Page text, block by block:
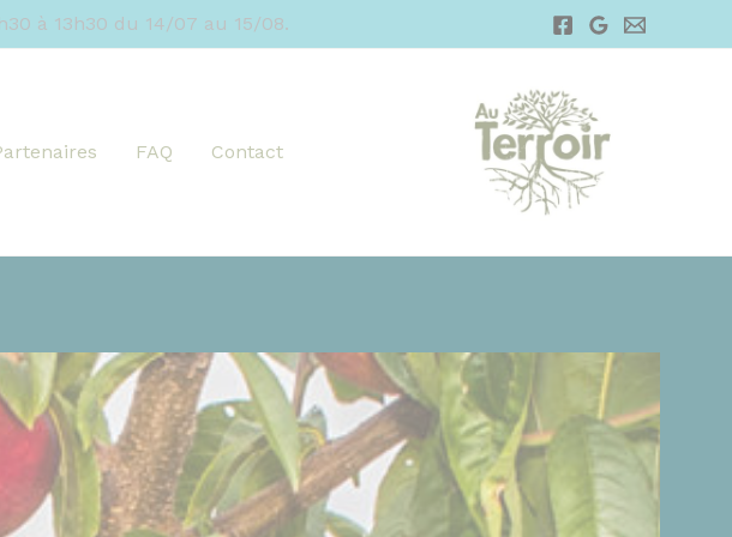
à 13h30 du 14/07 au 15/08.
FAQ Contact